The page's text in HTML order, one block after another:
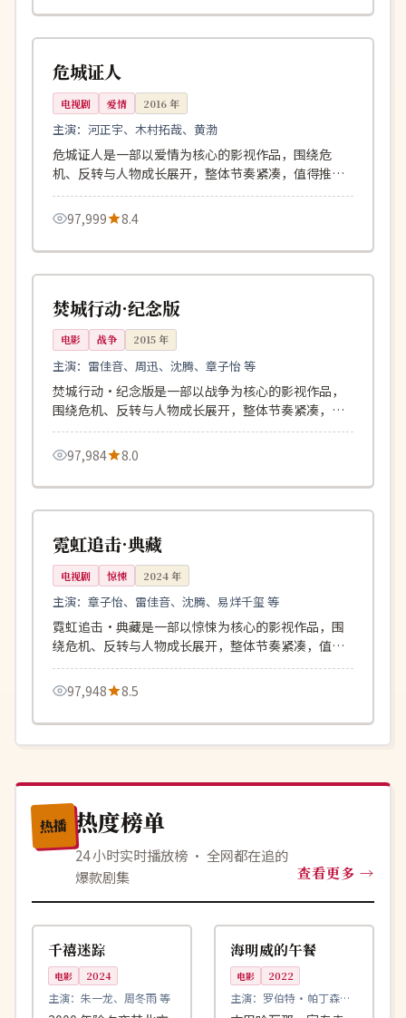
中国
杜比 127分钟
危城证人
电视剧 爱情 2016年
主演：河正宇、木村拓哉、黄渤
危城证人是一部以爱情为核心的影视作品，围绕危
机、反转与人物成长展开，整体节奏紧凑，值得推荐
观看。
97,999
8.4
中国
高分 90分钟
焚城行动·纪念版
电影 战争 2015年
主演： 雷佳音、周迅、沈腾、章子怡 等
焚城行动·纪念版是一部以战争为核心的影视作品，
围绕危机、反转与人物成长展开，整体节奏紧凑，值
得推荐观看。
97,984
8.0
美国
院线 125分钟
霓虹追击·典藏
电视剧 惊悚 2024年
主演：章子怡、雷佳音、沈腾、易烊千玺 等
霓虹追击·典藏是一部以惊悚为核心的影视作品，围
绕危机、反转与人物成长展开，整体节奏紧凑，值得
推荐观看。
97,948
8.5
热播 热度榜单
24 小时实时播放榜 · 全网都在追的
爆款剧集
查看更多
中国
99:46
千禧迷踪
电影 2024
主演： 朱一龙、周冬雨 等
美国
99:23
海明威的午餐
电影 2022
主演： 罗伯特·帕丁森、
蒂莫西·查拉梅 等